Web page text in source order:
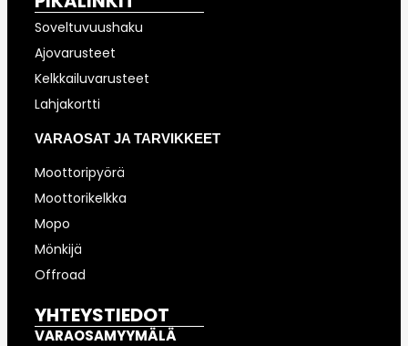
Soveltuvuushaku
Ajovarusteet
Kelkkailuvarusteet
Lahjakortti
VARAOSAT JA TARVIKKEET
Moottoripyörä
Moottorikelkka
Mopo
Mönkijä
Offroad
YHTEYSTIEDOT
VARAOSAMYYMÄLÄ